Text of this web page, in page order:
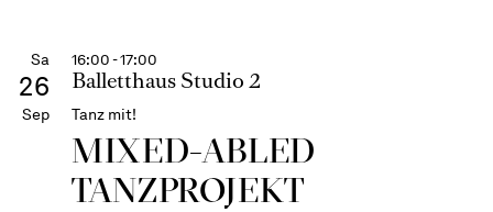
Sa
26
Sep
16:00 - 17:00
Balletthaus Studio 2
Tanz mit!
MIXED-ABLED
TANZPROJEKT